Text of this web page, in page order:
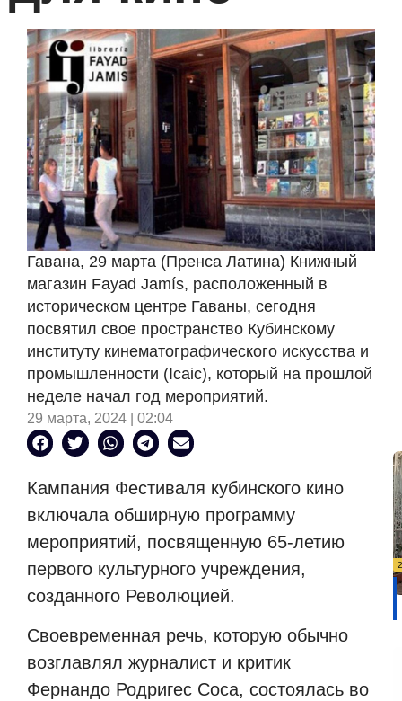
Гавана, 29 марта (Пренса Латина) Книжный
магазин Fayad Jamís, расположенный в
историческом центре Гаваны, сегодня
посвятил свое пространство Кубинскому
институту кинематографического искусства и
промышленности (Icaic), который на прошлой
неделе начал год мероприятий.
29 марта, 2024 | 02:04
Кампания Фестиваля кубинского кино
включала обширную программу
мероприятий, посвященную 65-летию
первого культурного учреждения,
созданного Революцией.
Своевременная речь, которую обычно
возглавлял журналист и критик
Фернандо Родригес Соса, состоялась во